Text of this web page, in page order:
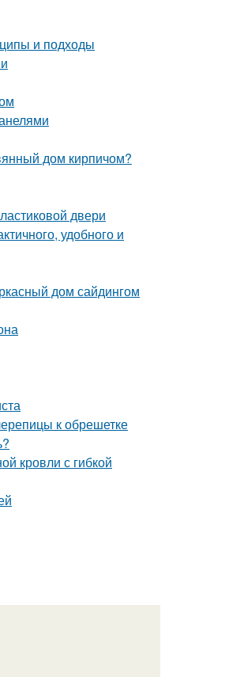
и подходы
дом кирпичом?
двери
удобного и
дом сайдингом
к обрешетке
кровли с гибкой